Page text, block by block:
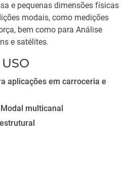
e pequenas dimensões físicas
modais, como medições
bem como para Análise
e satélites.
aplicações em carroceria e
multicanal